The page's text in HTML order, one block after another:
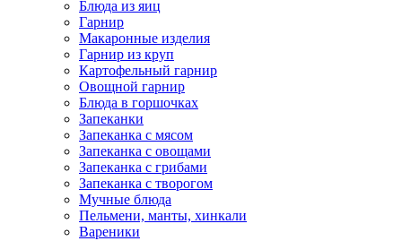
Блюда из яиц
Гарнир
Макаронные изделия
Гарнир из круп
Картофельный гарнир
Овощной гарнир
Блюда в горшочках
Запеканки
Запеканка с мясом
Запеканка с овощами
Запеканка с грибами
Запеканка с творогом
Мучные блюда
Пельмени, манты, хинкали
Вареники